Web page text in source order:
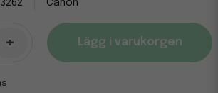
Canon
+ Lägg i varukorgen